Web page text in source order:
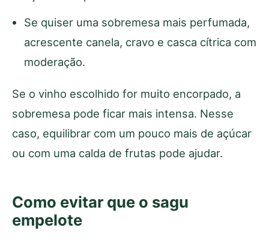
Se quiser uma sobremesa mais perfumada,
acrescente canela, cravo e casca cítrica com
moderação.
Se o vinho escolhido for muito encorpado, a
sobremesa pode ficar mais intensa. Nesse
caso, equilibrar com um pouco mais de açúcar
ou com uma calda de frutas pode ajudar.
Como evitar que o sagu
empelote